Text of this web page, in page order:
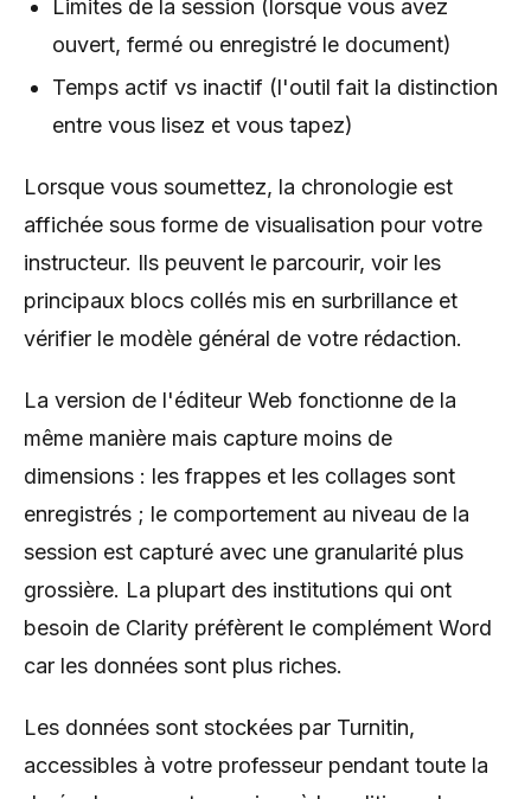
Limites de la session (lorsque vous avez
ouvert, fermé ou enregistré le document)
Temps actif vs inactif (l'outil fait la distinction
entre vous lisez et vous tapez)
Lorsque vous soumettez, la chronologie est
affichée sous forme de visualisation pour votre
instructeur. Ils peuvent le parcourir, voir les
principaux blocs collés mis en surbrillance et
vérifier le modèle général de votre rédaction.
La version de l'éditeur Web fonctionne de la
même manière mais capture moins de
dimensions : les frappes et les collages sont
enregistrés ; le comportement au niveau de la
session est capturé avec une granularité plus
grossière. La plupart des institutions qui ont
besoin de Clarity préfèrent le complément Word
car les données sont plus riches.
Les données sont stockées par Turnitin,
accessibles à votre professeur pendant toute la